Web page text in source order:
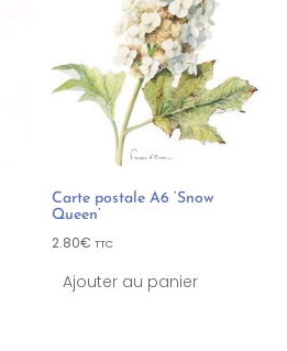
Carte postale A6 ‘Snow
Queen’
2.80€ TTC
Ajouter au panier